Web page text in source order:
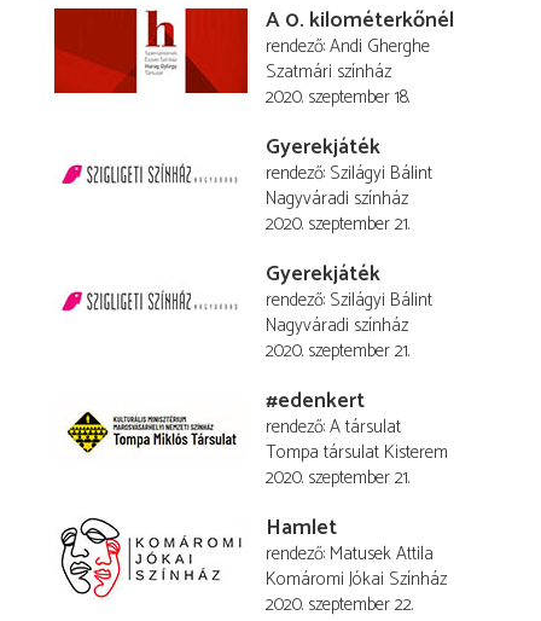
A 0. kilométerkőnél
rendező Andi Gherghe
Szatmári színház
2020. szeptember 18.
Gyerekjáték
rendező Szilágyi Bálint
Nagyváradi színház
2020. szeptember 21.
Gyerekjáték
rendező Szilágyi Bálint
Nagyváradi színház
2020. szeptember 21.
#edenkert
rendező A társulat
Tompa társulat Kisterem
2020. szeptember 21.
Hamlet
rendező Matusek Attila
Komáromi Jókai Színház
2020. szeptember 22.